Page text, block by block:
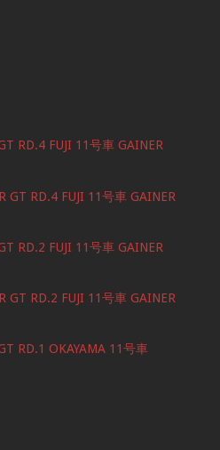
RD.4 FUJI 11号車 GAINER
GT RD.4 FUJI 11号車 GAINER
RD.2 FUJI 11号車 GAINER
GT RD.2 FUJI 11号車 GAINER
RD.1 OKAYAMA 11号車